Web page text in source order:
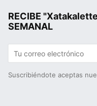
RECIBE
SEMANAL
Suscribiéndote aceptas